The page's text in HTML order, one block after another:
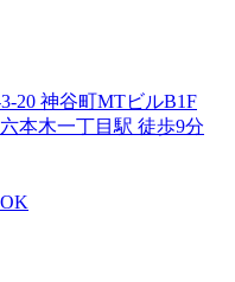
20 神谷町MTビルB1F
本木一丁目駅 徒歩9分